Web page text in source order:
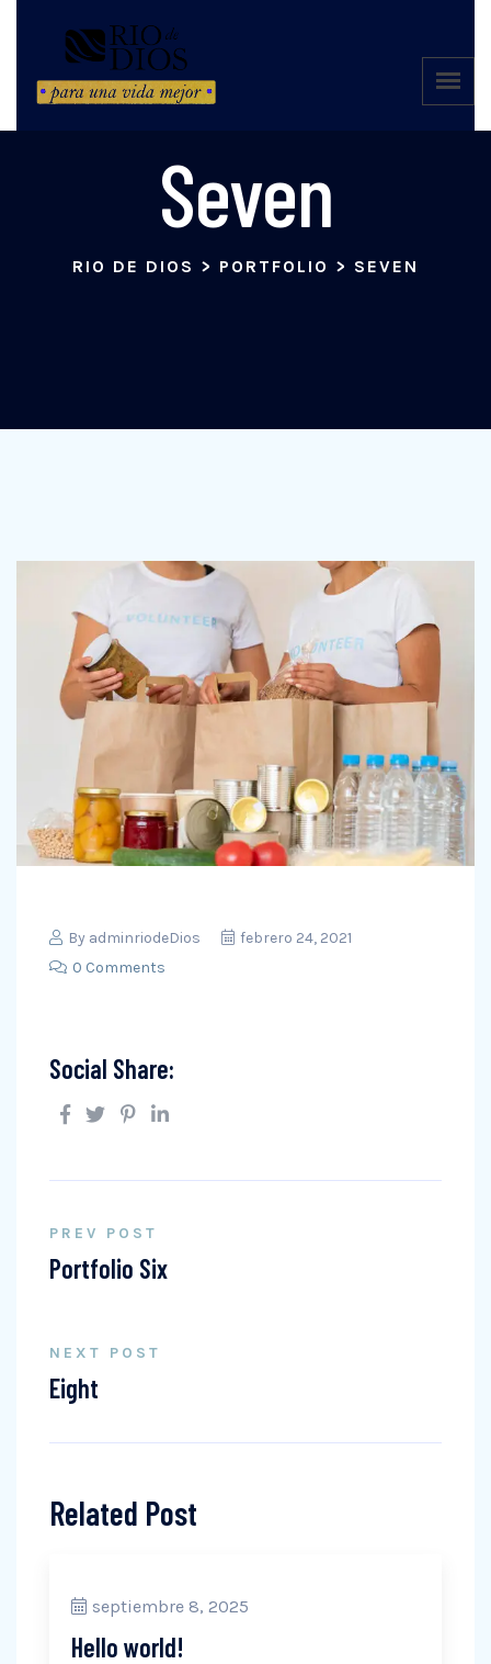
Seven
RIO DE DIOS > PORTFOLIO > SEVEN
By adminriodeDios
febrero 24, 2021
0 Comments
Social Share:
PREV POST
Portfolio Six
NEXT POST
Eight
Related Post
septiembre 8, 2025
Hello world!